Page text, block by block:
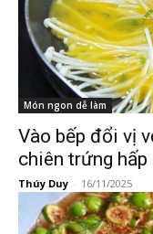
Món ngon dễ làm
Vào bếp đổi vị
chiên trứng hấp
Thúy Duy - 16/11/2025